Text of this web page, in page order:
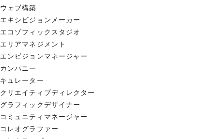
ウェブ構築
エキシビジョンメーカー
エコゾフィックスタジオ
エリアマネジメント
エンビジョンマネージャー
カンパニー
キュレーター
クリエイティブディレクター
グラフィックデザイナー
コミュニティマネージャー
コレオグラファー